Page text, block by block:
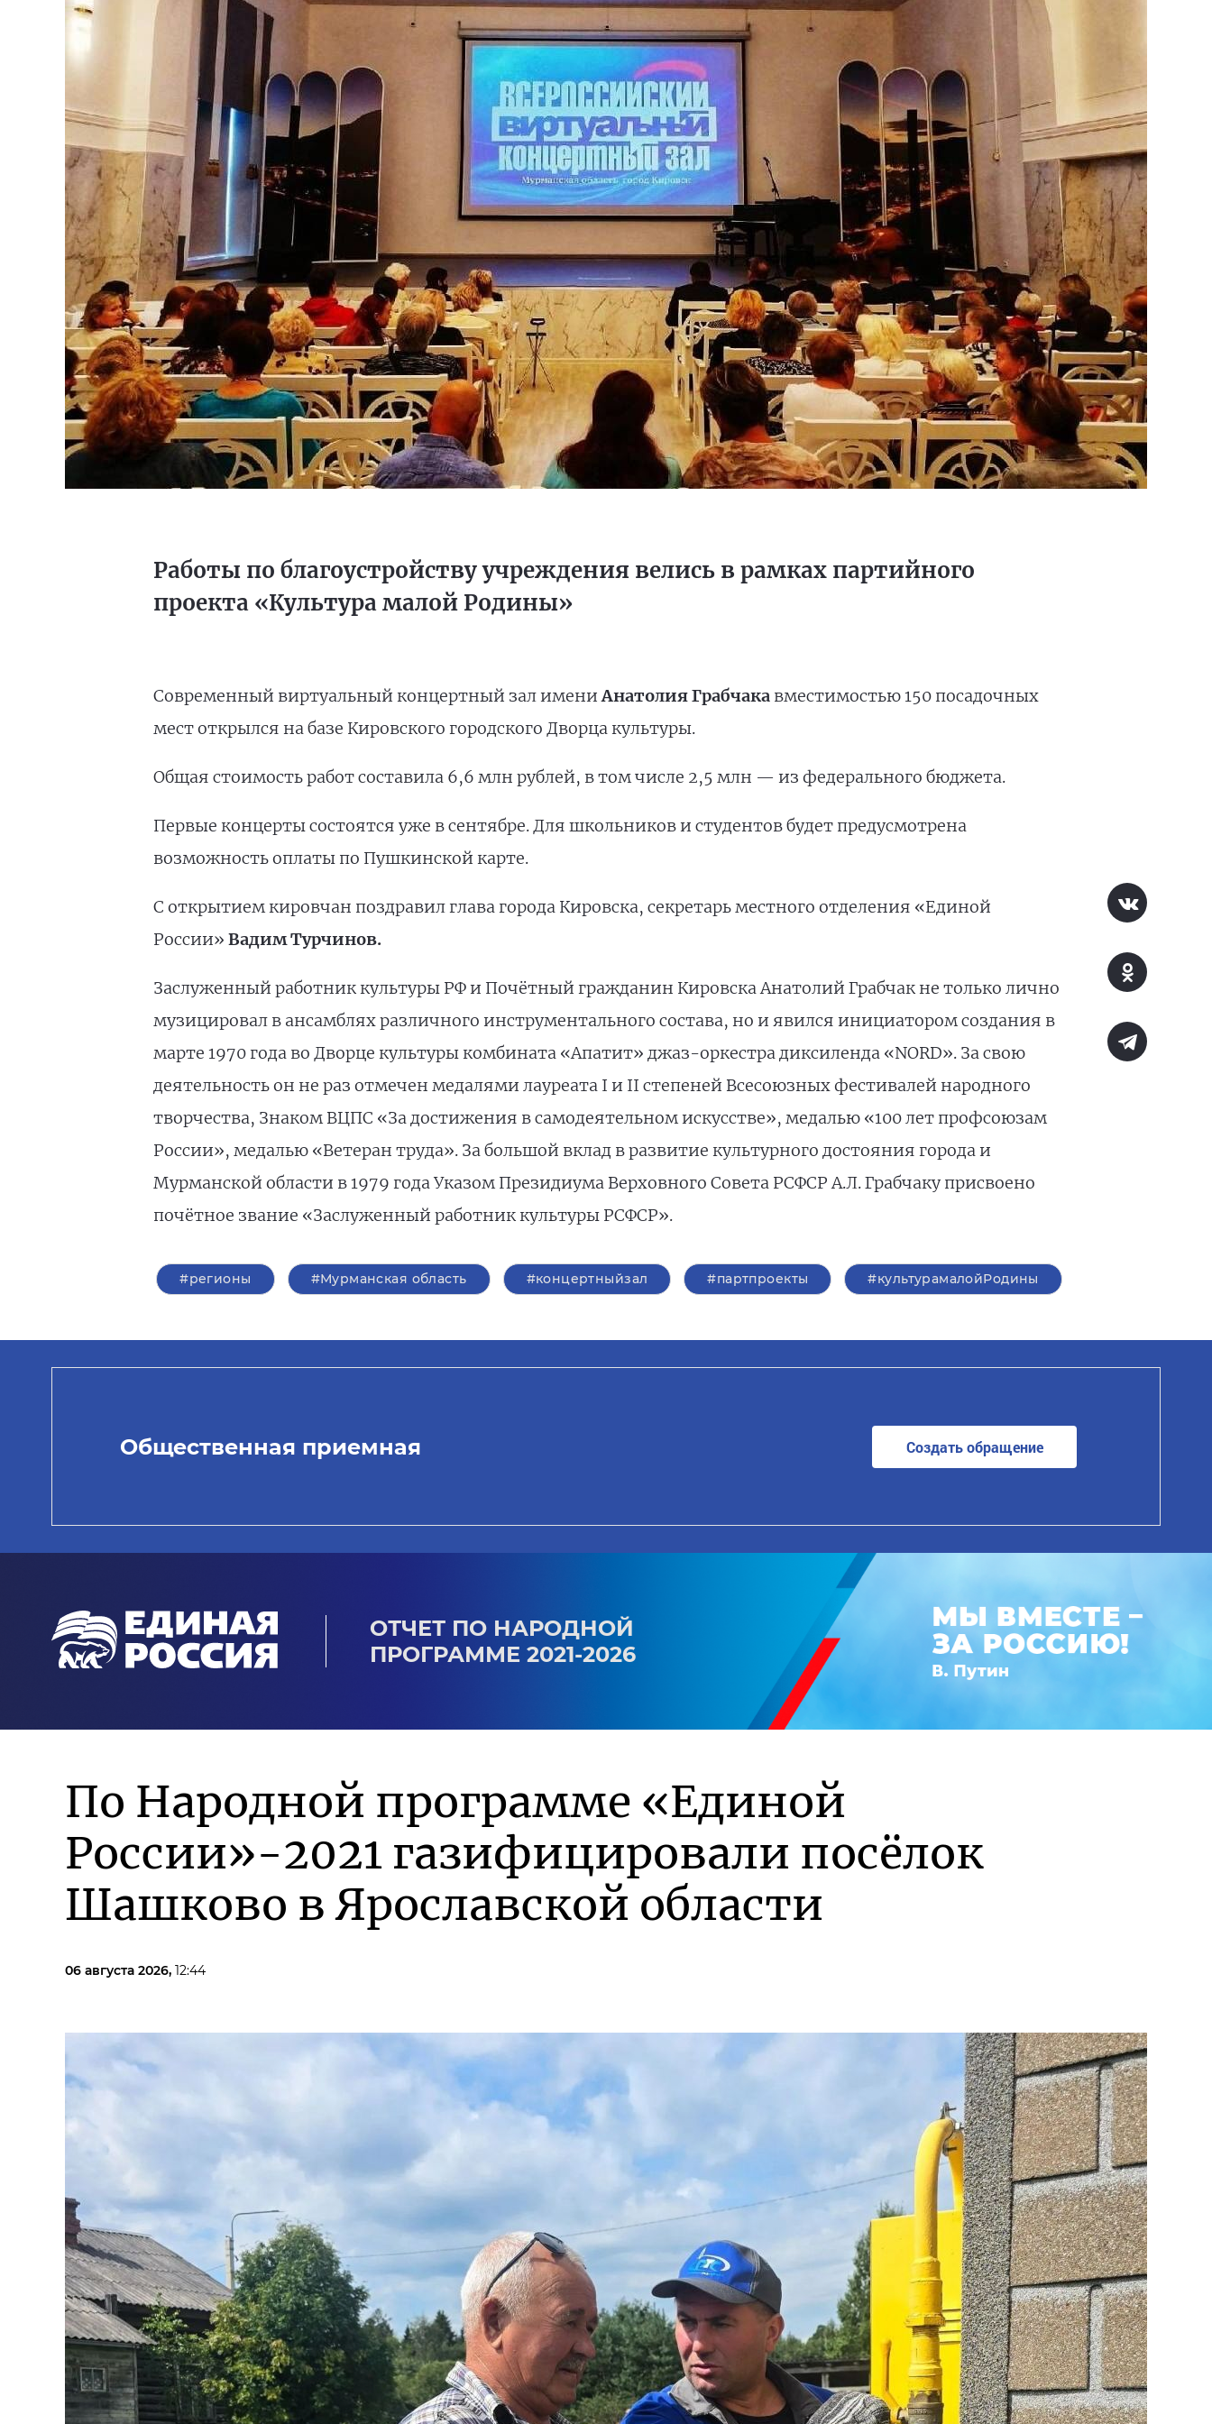
Работы по благоустройству учреждения велись в рамках партийного
проекта «Культура малой Родины»
Современный виртуальный концертный зал имениАнатолия Грабчакавместимостью 150 посадочных
мест открылся на базе Кировского городского Дворца культуры.
Общая стоимость работ составила 6,6 млн рублей, в том числе 2,5 млн — из федерального бюджета.
Первые концерты состоятся уже в сентябре. Для школьников и студентов будет предусмотрена
возможность оплаты по Пушкинской карте.
С открытием кировчан поздравил глава города Кировска, секретарь местного отделения «Единой
России» Вадим Турчинов.
Заслуженный работник культуры РФ и Почётный гражданин Кировска Анатолий Грабчак не только лично
музицировал в ансамблях различного инструментального состава, но и явился инициатором создания в
марте 1970 года во Дворце культуры комбината «Апатит» джаз-оркестра диксиленда «NORD». За свою
деятельность он не раз отмечен медалями лауреата I и II степеней Всесоюзных фестивалей народного
творчества, Знаком ВЦПС «За достижения в самодеятельном искусстве», медалью «100 лет профсоюзам
России», медалью «Ветеран труда». За большой вклад в развитие культурного достояния города и
Мурманской области в 1979 года Указом Президиума Верховного Совета РСФСР А.Л. Грабчаку присвоено
почётное звание «Заслуженный работник культуры РСФСР».
#регионы #Мурманская область #концертныйзал #партпроекты #культурамалойРодины
Общественная приемная Создать обращение
ОТЧЕТ ПО НАРОДНОЙ
ПРОГРАММЕ 2021-2026
По Народной программе «Единой
России»-2021 газифицировали посёлок
Шашково в Ярославской области
06 августа 2026, 12:44